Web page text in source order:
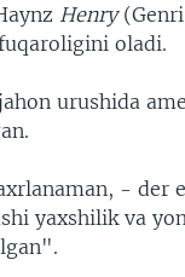
Henry
oladi.
urushida
- der
yaxshilik va